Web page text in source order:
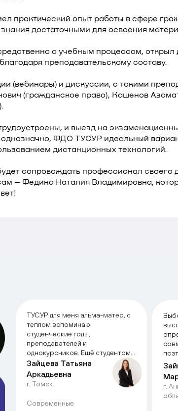
практический опыт работы в сфере
достаточными для освоения
с учебным процессом, открыл
преподавательскому составу.
(вебинары) и дискуссии, с такими
(гражданское право), Кашенов
и выезд на
однозначно, ФДО ТУСУР идеальный
дистанционных технологий.
сопровождать профессионал своего
– Федина Наталия Владимировна,
ТУСУР для меня альма-матер, с
теплом вспоминаю
студенческие годы,
преподавателей и
однокурсников. Ещё студентом
начала свой карьерный путь,
получила много полезных
знакомств, бесценный опыт и
возможность пробовать себя в
разных проектах на разных
задачах. Сейчас я
Зайцева Татьяна
Аркадьевна
г. Томск
Современные
г.